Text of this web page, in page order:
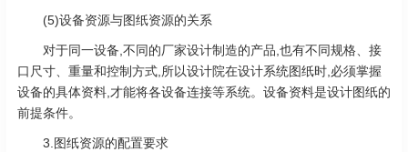
(5)设备资源与图纸资源的关系
对于同一设备,不同的厂家设计制造的产品,也有不同规格、接
口尺寸、重量和控制方式,所以设计院在设计系统图纸时,必须掌握
设备的具体资料,才能将各设备连接等系统。设备资料是设计图纸的
前提条件。
3.图纸资源的配置要求